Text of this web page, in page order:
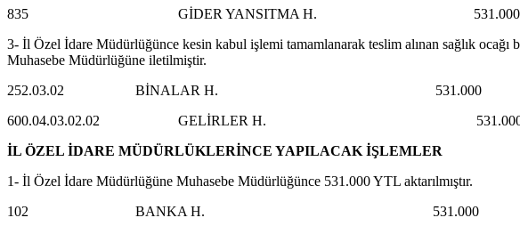
835 GİDER YANSITMA H. 531.000
3- İl Özel İdare Müdürlüğünce kesin kabul işlemi tamamlanarak teslim alınan sağlık
Muhasebe Müdürlüğüne iletilmiştir.
252.03.02 BİNALAR H. 531.000
600.04.03.02.02 GELİRLER H.
İL ÖZEL İDARE MÜDÜRLÜKLERİNCE YAPILACAK İŞLEMLER
1- İl Özel İdare Müdürlüğüne Muhasebe Müdürlüğünce 531.000 YTL aktarılmıştır.
102 BANKA H. 531.000